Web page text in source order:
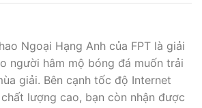
Ngoại Hạng Anh của FPT là giải
người hâm mộ bóng đá muốn trải
giải. Bên cạnh tốc độ Internet
lượng cao, bạn còn nhận được